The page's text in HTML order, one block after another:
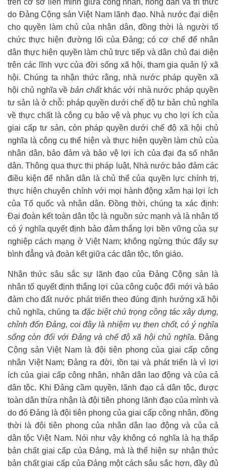
trên cơ sở liên minh giữa công nhân, nông dân và trí thức
do Đảng Cộng sản Việt Nam lãnh đạo. Nhà nước đại diện
cho quyền làm chủ của nhân dân, đồng thời là người tổ
chức thực hiện đường lối của Đảng; có cơ chế để nhân
dân thực hiện quyền làm chủ trực tiếp và dân chủ đại diện
trên các lĩnh vực của đời sống xã hội, tham gia quản lý xã
hội. Chúng ta nhận thức rằng, nhà nước pháp quyền xã
hội chủ nghĩa vềbản chấtkhác với nhà nước pháp quyền
tư sản là ở chỗ: pháp quyền dưới chế độ tư bản chủ nghĩa
về thực chất là công cụ bảo vệ và phục vụ cho lợi ích của
giai cấp tư sản, còn pháp quyền dưới chế độ xã hội chủ
nghĩa là công cụ thể hiện và thực hiện quyền làm chủ của
nhân dân, bảo đảm và bảo vệ lợi ích của đại đa số nhân
dân. Thông qua thực thi pháp luật, Nhà nước bảo đảm các
điều kiện để nhân dân là chủ thể của quyền lực chính trị,
thực hiện chuyên chính với mọi hành động xâm hại lợi ích
của Tổ quốc và nhân dân. Đồng thời, chúng ta xác định:
Đại đoàn kết toàn dân tộc là nguồn sức mạnh và là nhân tố
có ý nghĩa quyết định bảo đảm thắng lợi bền vững của sự
nghiệp cách mạng ở Việt Nam; không ngừng thúc đẩy sự
bình đẳng và đoàn kết giữa các dân tộc, tôn giáo.
Nhận thức sâu sắc sự lãnh đạo của Đảng Cộng sản là
nhân tố quyết định thắng lợi của công cuộc đổi mới và bảo
đảm cho đất nước phát triển theo đúng định hướng xã hội
chủ nghĩa, chúng ta đặc biệt chú trọng công tác xây dựng,
chỉnh đốn Đảng, coi đây là nhiệm vụ then chốt, có ý nghĩa
sống còn đối với Đảng và chế độ xã hội chủ nghĩa. Đảng
Cộng sản Việt Nam là đội tiên phong của giai cấp công
nhân Việt Nam; Đảng ra đời, tồn tại và phát triển là vì lợi
ích của giai cấp công nhân, nhân dân lao động và của cả
dân tộc. Khi Đảng cầm quyền, lãnh đạo cả dân tộc, được
toàn dân thừa nhận là đội tiên phong lãnh đạo của mình và
do đó Đảng là đội tiên phong của giai cấp công nhân, đồng
thời là đội tiên phong của nhân dân lao động và của cả
dân tộc Việt Nam. Nói như vậy không có nghĩa là hạ thấp
bản chất giai cấp của Đảng, mà là thể hiện sự nhận thức
bản chất giai cấp của Đảng một cách sâu sắc hơn, đầy đủ